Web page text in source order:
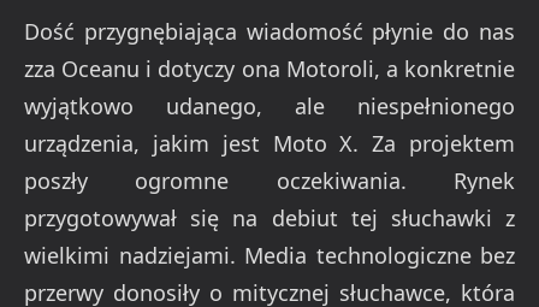
Dość przygnębiająca wiadomość płynie do nas
zza Oceanu i dotyczy ona Motoroli, a konkretnie
wyjątkowo udanego, ale niespełnionego
urządzenia, jakim jest Moto X. Za projektem
poszły ogromne oczekiwania. Rynek
przygotowywał się na debiut tej słuchawki z
wielkimi nadziejami. Media technologiczne bez
przerwy donosiły o mitycznej słuchawce, która